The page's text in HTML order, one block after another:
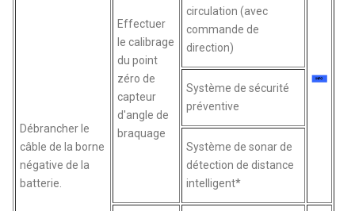
Débrancher le
câble de la borne
négative de la
batterie.
Effectuer
le calibrage
du point
zéro de
capteur
d'angle de
braquage
circulation (avec
commande de
direction)
Système de sécurité
préventive
Système de sonar de
détection de distance
intelligent*